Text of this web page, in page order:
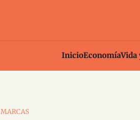
InicioEconomíaVida
MARCAS